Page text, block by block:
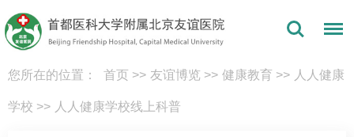
您所在的位置： 首页 >> 友谊博览 >> 健康教育 >> 人人健康
学校 >> 人人健康学校线上科普